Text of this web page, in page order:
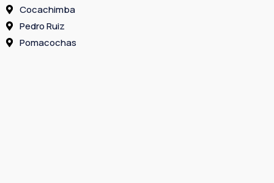
Cocachimba
Pedro Ruiz
Pomacochas